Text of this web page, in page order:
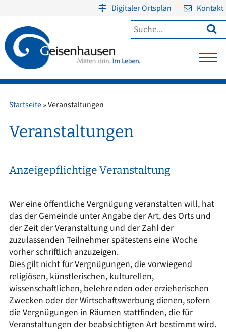
Digitaler Ortsplan Kontakt

Startseite»Veranstaltungen
Veranstaltungen
Anzeigepflichtige Veranstaltung
Wer eine öffentliche Vergnügung veranstalten will, hat
das der Gemeinde unter Angabe der Art, des Orts und
der Zeit der Veranstaltung und der Zahl der
zuzulassenden Teilnehmer spätestens eine Woche
vorher schriftlich anzuzeigen.
Dies gilt nicht für Vergnügungen, die vorwiegend
religiösen, künstlerischen, kulturellen,
wissenschaftlichen, belehrenden oder erzieherischen
Zwecken oder der Wirtschaftswerbung dienen, sofern
die Vergnügungen in Räumen stattfinden, die für
Veranstaltungen der beabsichtigten Art bestimmt wird.